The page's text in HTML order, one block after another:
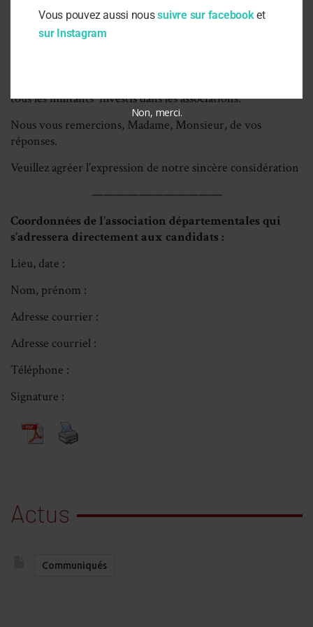
maîtrise de l’énergie et de rénovation énergétique).
Pour votre information, dans le prolongement du congé
tous les militants investis dans les associations.
Nous vous remercions, Madame, Monsieur, de vos
réponses.
Veuillez agréer l’expression de notre sincère considération
———————————
Coordonnées de l’association départementales qui
s’adressera directement aux candidats :
Lieu, date :
Nom, prénom :
Adresse courrier :
Adresse courriel :
Téléphone :
Signature :
Actus
Communiqués
Vous pouvez aussi noussuivre sur facebooket
sur Instagram
Non, merci.